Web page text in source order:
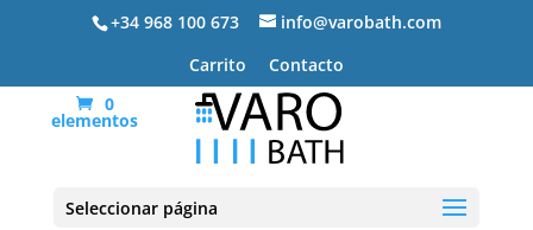
+34 968 100 673
info@varobath.com
Carrito
Contacto
0
elementos
Seleccionar página
Frontal puerta abatible